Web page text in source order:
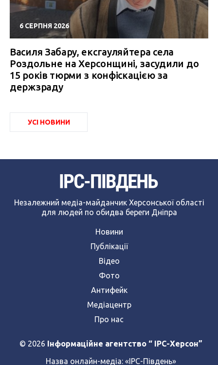
6 СЕРПНЯ 2026
Василя Забару, ексгауляйтера села
Роздольне на Херсонщині, засудили до
15 років тюрми з конфіскацією за
держзраду
УСІ НОВИНИ
Незалежний медіа-майданчик Херсонської області
для людей по обидва береги Дніпра
Новини
Публікації
Відео
Фото
Антифейк
Медіацентр
Про нас
© 2026 Інформаційне агентство “ IPC-Херсон”
Назва онлайн-медіа: «ІРС-Південь»